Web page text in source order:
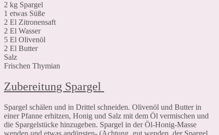
2 kg Spargel
1 etwas Süße
2 El Zitronensaft
2 El Wasser
5 El Olivenöl
2 El Butter
Salz
Frischen Thymian
Zubereitung Spargel
Spargel schälen und in Drittel schneiden. Olivenöl und Butter in
einer Pfanne erhitzen, Honig und Salz mit dem Öl vermischen und
die Spargelstücke hinzugeben. Spargel in der Öl-Honig-Masse